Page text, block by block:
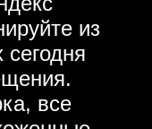
из
все